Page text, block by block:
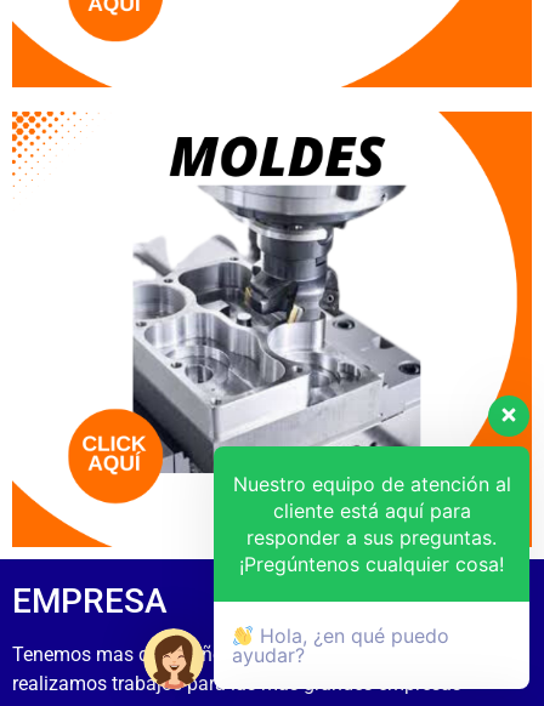
EMPRESA
Tenemos mas de 15 años de experiecia
realizamos trabajos para las mas grandes empresas
Nuestro equipo de atención al
cliente está aquí para
responder a sus preguntas.
¡Pregúntenos cualquier cosa!
Hola, ¿en qué puedo
ayudar?